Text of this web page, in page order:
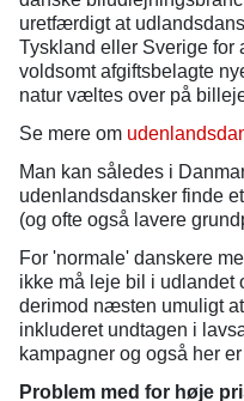
uretfærdigt at
Tyskland eller Sverige for
voldsomt afgiftsbelagte
natur væltes over på
Se mere om
Man kan således i
udenlandsdansker finde
(og ofte også lavere
For 'normale' danskere
ikke må leje bil i udlandet
derimod næsten umuligt
inkluderet undtagen i
kampagner og også her
Problem med for høje